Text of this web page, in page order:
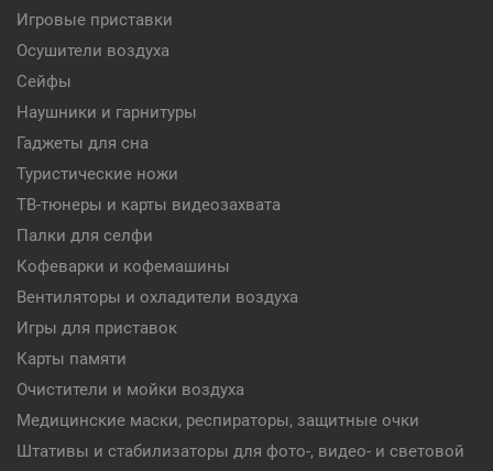
Игровые приставки
Осушители воздуха
Сейфы
Наушники и гарнитуры
Гаджеты для сна
Туристические ножи
ТВ-тюнеры и карты видеозахвата
Палки для селфи
Кофеварки и кофемашины
Вентиляторы и охладители воздуха
Игры для приставок
Карты памяти
Очистители и мойки воздуха
Медицинские маски, респираторы, защитные очки
Штативы и стабилизаторы для фото-, видео- и световой